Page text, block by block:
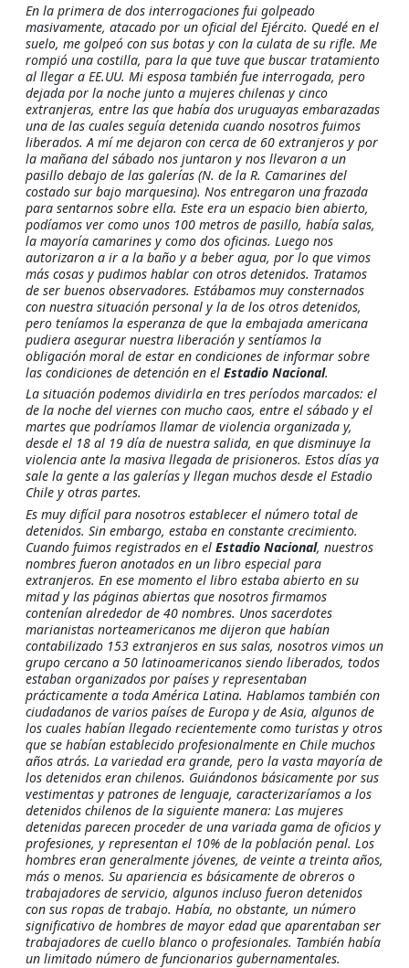
En la primera de dos interrogaciones fui golpeado
masivamente, atacado por un oficial del Ejército. Quedé en el
suelo, me golpeó con sus botas y con la culata de su rifle. Me
rompió una costilla, para la que tuve que buscar tratamiento
al llegar a EE.UU. Mi esposa también fue interrogada, pero
dejada por la noche junto a mujeres chilenas y cinco
extranjeras, entre las que había dos uruguayas embarazadas
una de las cuales seguía detenida cuando nosotros fuimos
liberados. A mí me dejaron con cerca de 60 extranjeros y por
la mañana del sábado nos juntaron y nos llevaron a un
pasillo debajo de las galerías (N. de la R. Camarines del
costado sur bajo marquesina). Nos entregaron una frazada
para sentarnos sobre ella. Este era un espacio bien abierto,
podíamos ver como unos 100 metros de pasillo, había salas,
la mayoría camarines y como dos oficinas. Luego nos
autorizaron a ir a la baño y a beber agua, por lo que vimos
más cosas y pudimos hablar con otros detenidos. Tratamos
de ser buenos observadores. Estábamos muy consternados
con nuestra situación personal y la de los otros detenidos,
pero teníamos la esperanza de que la embajada americana
pudiera asegurar nuestra liberación y sentíamos la
obligación moral de estar en condiciones de informar sobre
las condiciones de detención en el Estadio Nacional.
La situación podemos dividirla en tres períodos marcados: el
de la noche del viernes con mucho caos, entre el sábado y el
martes que podríamos llamar de violencia organizada y,
desde el 18 al 19 día de nuestra salida, en que disminuye la
violencia ante la masiva llegada de prisioneros. Estos días ya
sale la gente a las galerías y llegan muchos desde el Estadio
Chile y otras partes.
Es muy difícil para nosotros establecer el número total de
detenidos. Sin embargo, estaba en constante crecimiento.
Cuando fuimos registrados en el Estadio Nacional, nuestros
nombres fueron anotados en un libro especial para
extranjeros. En ese momento el libro estaba abierto en su
mitad y las páginas abiertas que nosotros firmamos
contenían alrededor de 40 nombres. Unos sacerdotes
marianistas norteamericanos me dijeron que habían
contabilizado 153 extranjeros en sus salas, nosotros vimos un
grupo cercano a 50 latinoamericanos siendo liberados, todos
estaban organizados por países y representaban
prácticamente a toda América Latina. Hablamos también con
ciudadanos de varios países de Europa y de Asia, algunos de
los cuales habían llegado recientemente como turistas y otros
que se habían establecido profesionalmente en Chile muchos
años atrás. La variedad era grande, pero la vasta mayoría de
los detenidos eran chilenos. Guiándonos básicamente por sus
vestimentas y patrones de lenguaje, caracterizaríamos a los
detenidos chilenos de la siguiente manera: Las mujeres
detenidas parecen proceder de una variada gama de oficios y
profesiones, y representan el 10% de la población penal. Los
hombres eran generalmente jóvenes, de veinte a treinta años,
más o menos. Su apariencia es básicamente de obreros o
trabajadores de servicio, algunos incluso fueron detenidos
con sus ropas de trabajo. Había, no obstante, un número
significativo de hombres de mayor edad que aparentaban ser
trabajadores de cuello blanco o profesionales. También había
un limitado número de funcionarios gubernamentales.